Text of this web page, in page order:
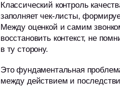
Классический контроль
заполняет чек-листы,
Между оценкой и самим
восстановить контекст, не
в ту сторону.
Это фундаментальная
между действием и